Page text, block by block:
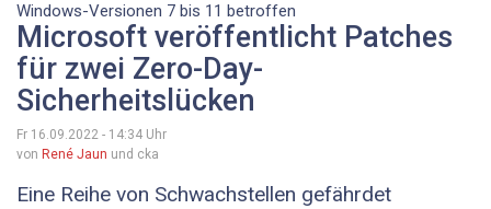
Windows-Versionen 7 bis 11 betroffen
Microsoft veröffentlicht Patches
für zwei Zero-Day-
Sicherheitslücken
Fr 16.09.2022 - 14:34 Uhr
von René Jaun und cka
Eine Reihe von Schwachstellen gefährdet